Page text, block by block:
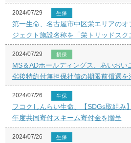
2024/07/29 生保
第一生命、名古屋市中区栄エリアのオ
ジェクト施設名称を「栄トリッドスク
2024/07/29 損保
MS＆ADホールディングス、あいおい
劣後特約付無担保社債の期限前償還を
2024/07/26 生保
フコクしんらい生命、【SDGs取組み
年度共同寄付スキーム寄付金を贈呈
2024/07/26 生保